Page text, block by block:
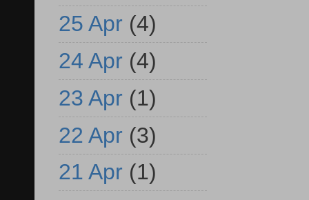
25 Apr (4)
24 Apr (4)
23 Apr (1)
22 Apr (3)
21 Apr (1)